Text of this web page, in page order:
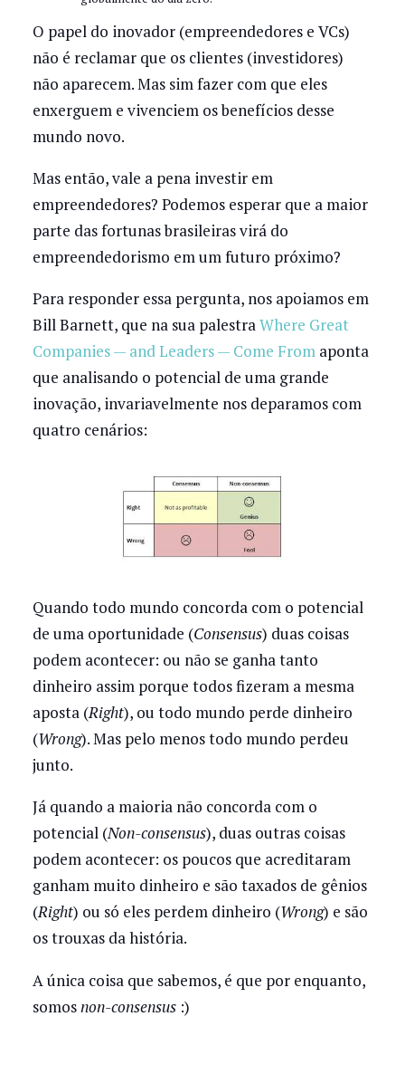
O papel do inovador (empreendedores e VCs)
não é reclamar que os clientes (investidores)
não aparecem. Mas sim fazer com que eles
enxerguem e vivenciem os benefícios desse
mundo novo.
Mas então, vale a pena investir em
empreendedores? Podemos esperar que a maior
parte das fortunas brasileiras virá do
empreendedorismo em um futuro próximo?
Para responder essa pergunta, nos apoiamos em
Bill Barnett, que na sua palestraWhere Great
Companies — and Leaders — Come Fromaponta
que analisando o potencial de uma grande
inovação, invariavelmente nos deparamos com
quatro cenários:
Quando todo mundo concorda com o potencial
de uma oportunidade (Consensus) duas coisas
podem acontecer: ou não se ganha tanto
dinheiro assim porque todos fizeram a mesma
aposta (Right), ou todo mundo perde dinheiro
(Wrong). Mas pelo menos todo mundo perdeu
junto.
Já quando a maioria não concorda com o
potencial (Non-consensus), duas outras coisas
podem acontecer: os poucos que acreditaram
ganham muito dinheiro e são taxados de gênios
(Right) ou só eles perdem dinheiro (Wrong) e são
os trouxas da história.
A única coisa que sabemos, é que por enquanto,
somos non-consensus:)